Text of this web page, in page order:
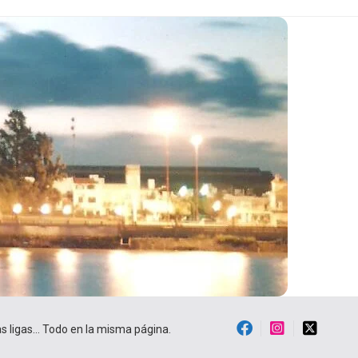
ligas… Todo en la misma página.